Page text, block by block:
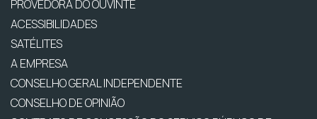
PROVEDORA DO OUVINTE
ACESSIBILIDADES
SATÉLITES
A EMPRESA
CONSELHO GERAL INDEPENDENTE
CONSELHO DE OPINIÃO